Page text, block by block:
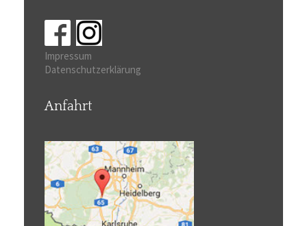
Impressum
Datenschutzerklärung
Anfahrt